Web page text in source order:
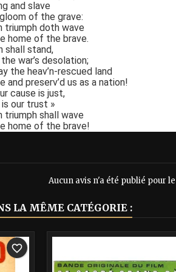
and slave
of the grave:
triumph doth wave
home of the brave.
shall stand,
war’s desolation;
the heav’n-rescued land
and preserv’d us as a nation!
cause is just,
our trust »
triumph shall wave
home of the brave!
Aucun avis n'a été publié pour
LA MÊME CATÉGORIE :
favorite_border